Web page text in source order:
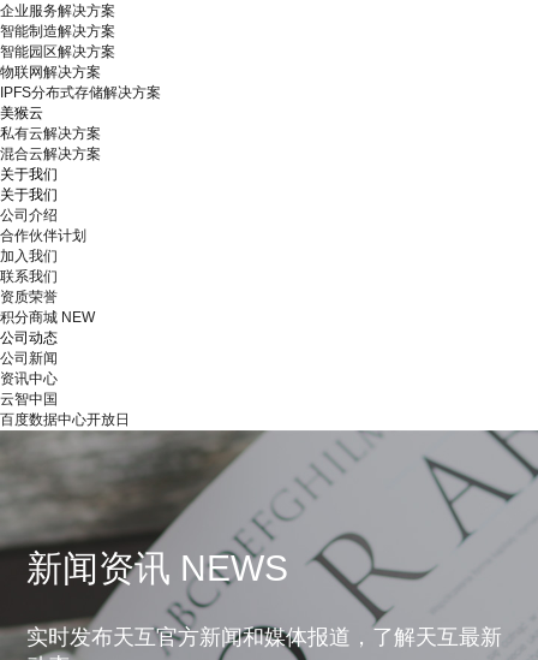
企业服务解决方案
智能制造解决方案
智能园区解决方案
物联网解决方案
IPFS分布式存储解决方案
美猴云
私有云解决方案
混合云解决方案
关于我们
关于我们
公司介绍
合作伙伴计划
加入我们
联系我们
资质荣誉
积分商城 NEW
公司动态
公司新闻
资讯中心
云智中国
百度数据中心开放日
新闻资讯 NEWS
实时发布天互官方新闻和媒体报道，了解天互最新